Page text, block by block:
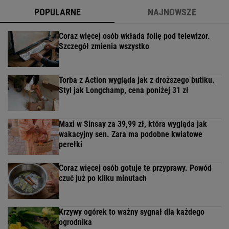
POPULARNE NAJNOWSZE
Coraz więcej osób wkłada folię pod telewizor.
Szczegół zmienia wszystko
Torba z Action wygląda jak z droższego butiku.
Styl jak Longchamp, cena poniżej 31 zł
Maxi w Sinsay za 39,99 zł, która wygląda jak
wakacyjny sen. Zara ma podobne kwiatowe
perełki
Coraz więcej osób gotuje te przyprawy. Powód
czuć już po kilku minutach
Krzywy ogórek to ważny sygnał dla każdego
ogrodnika